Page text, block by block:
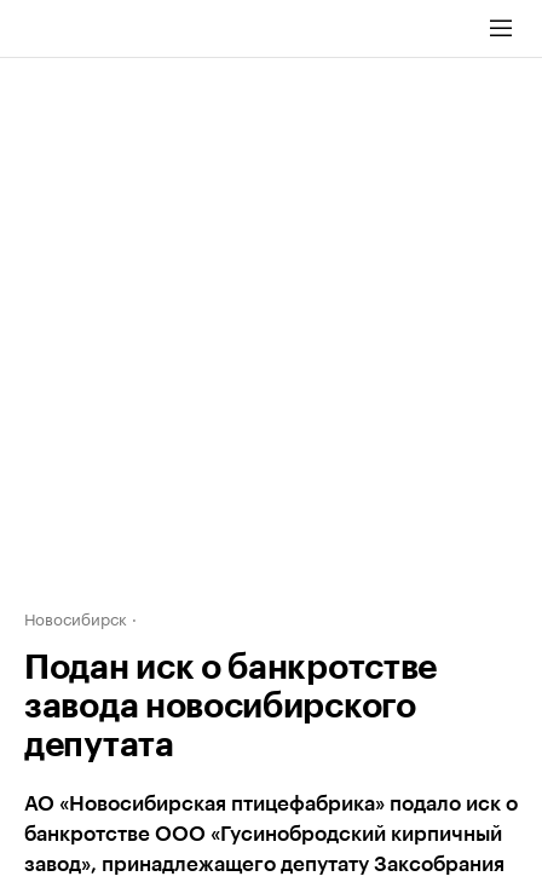
Новосибирск
Подан иск о банкротстве
завода новосибирского
депутата
АО «Новосибирская птицефабрика» подало иск о
банкротстве ООО «Гусинобродский кирпичный
завод», принадлежащего депутату Заксобрания